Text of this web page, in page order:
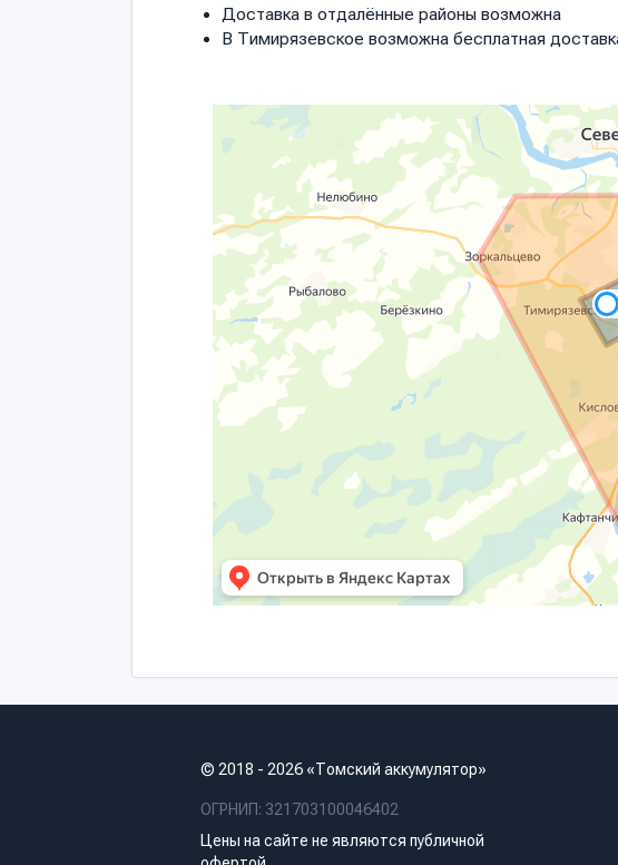
Доставка в отдалённые районы возможна
В Тимирязевское возможна бесплатная
© 2018 - 2026 «Томский аккумулятор»
ОГРНИП: 321703100046402
Цены на сайте не являются публичной